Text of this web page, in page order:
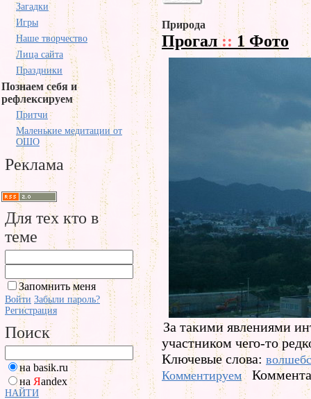
Загадки
Игры
Наше творчество
Лица сайта
Праздники
Познаем себя и
рефлексируем
Притчи
Маленькие медитации от
ОШО
Реклама
Для тех кто в
теме
Запомнить меня
Войти Забыли пароль?
Регистрация
Поиск
на basik.ru
на Яandex
НАЙТИ
Природа
Прогал:: 1 Фото
За такими явлениями
участником чего-то
Ключевые слова:
Комментируем